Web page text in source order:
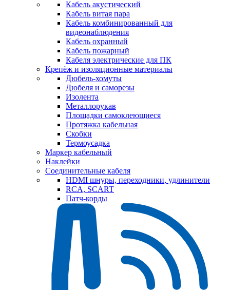
Кабель акустический
Кабель витая пара
Кабель комбинированный для
видеонаблюдения
Кабель охранный
Кабель пожарный
Кабеля электрические для ПК
Крепёж и изоляционные материалы
Дюбель-хомуты
Дюбеля и саморезы
Изолента
Металлорукав
Площадки самоклеющиеся
Протяжка кабельная
Скобки
Термоусадка
Маркер кабельный
Наклейки
Соединительные кабеля
HDMI шнуры, переходники, удлинители
RCA, SCART
Патч-корды